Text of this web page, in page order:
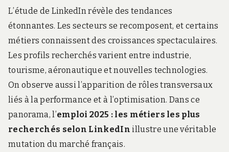
L’étude de LinkedIn révèle des tendances
étonnantes. Les secteurs se recomposent, et certains
métiers connaissent des croissances spectaculaires.
Les profils recherchés varient entre industrie,
tourisme, aéronautique et nouvelles technologies.
On observe aussi l’apparition de rôles transversaux
liés à la performance et à l’optimisation. Dans ce
panorama, l’emploi 2025 : les métiers les plus
recherchés selon LinkedIn illustre une véritable
mutation du marché français.